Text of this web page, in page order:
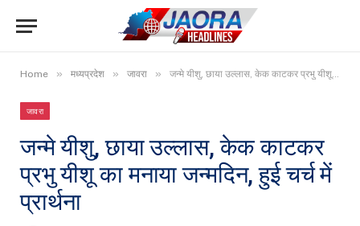
Home » मध्यप्रदेश » जावरा » जन्मे यीशु, छाया उल्लास, केक काटकर प्रभु यीशू का मनाया जन्मदिन, हुई चर्च में प्रार्थना
जावरा
जन्मे यीशु, छाया उल्लास, केक काटकर
प्रभु यीशू का मनाया जन्मदिन, हुई चर्च में
प्रार्थना